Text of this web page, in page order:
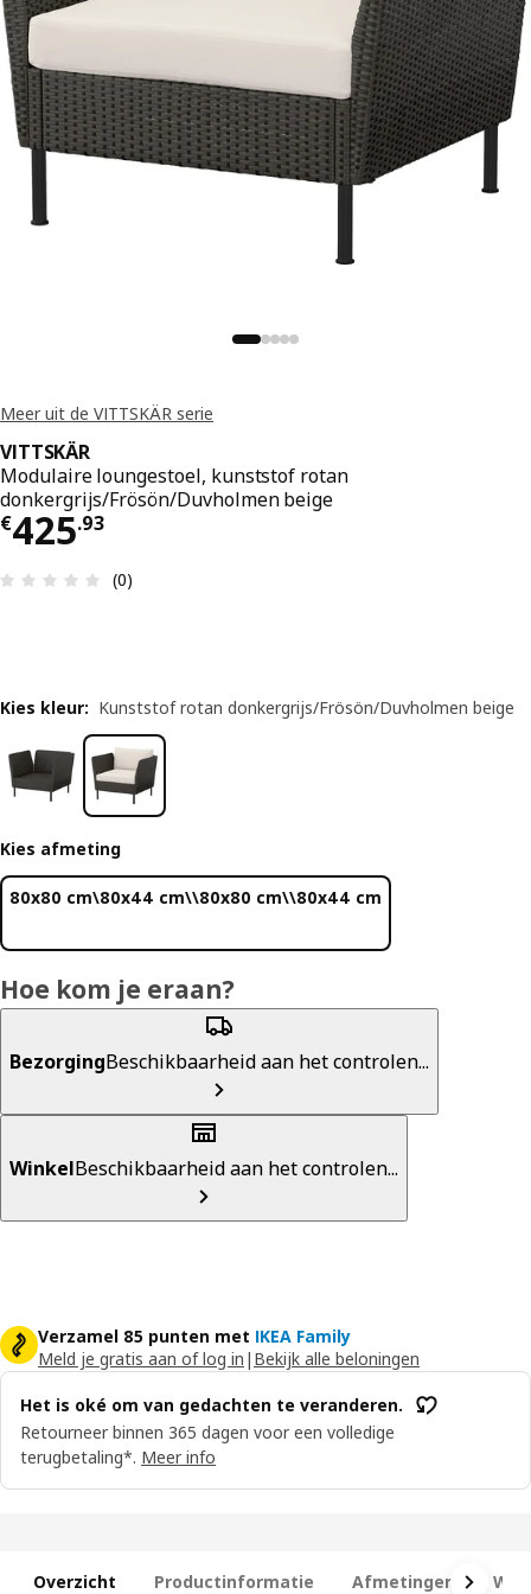
Meer uit de VITTSKÄR serie
VITTSKÄR
Modulaire loungestoel, kunststof rotan
donkergrijs/Frösön/Duvholmen beige
€425.93
Prijs € 425.93
Review: 0 van 5 sterren. Totaal beoordelingen: 0
(0)
Kies kleur: Kunststof rotan donkergrijs/Frösön/Duvholmen beige
Kies afmeting
80x80 cm\80x44 cm\\80x80 cm\\80x44 cm
Hoe kom je eraan?
BezorgingBeschikbaarheid aan het controlen...
WinkelBeschikbaarheid aan het controlen...
Verzamel 85 punten met IKEA Family
Meld je gratis aan of log in | Bekijk alle beloningen
Het is oké om van gedachten te veranderen.
Retourneer binnen 365 dagen voor een volledige
terugbetaling*. Meer info
Overzicht Productinformatie Afmetingen